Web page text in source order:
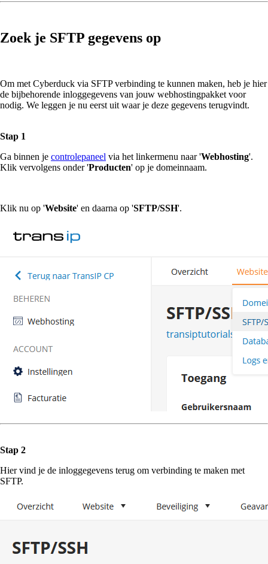
Zoek je SFTP gegevens op
Om met Cyberduck via SFTP verbinding te kunnen maken, heb je hier
de bijbehorende inloggegevens van jouw webhostingpakket voor
nodig. We leggen je nu eerst uit waar je deze gegevens terugvindt.
Stap 1
Ga binnen je controlepaneel via het linkermenu naar 'Webhosting'.
Klik vervolgens onder 'Producten' op je domeinnaam.
Klik nu op 'Website' en daarna op 'SFTP/SSH'.
Stap 2
Hier vind je de inloggegevens terug om verbinding te maken met
SFTP.